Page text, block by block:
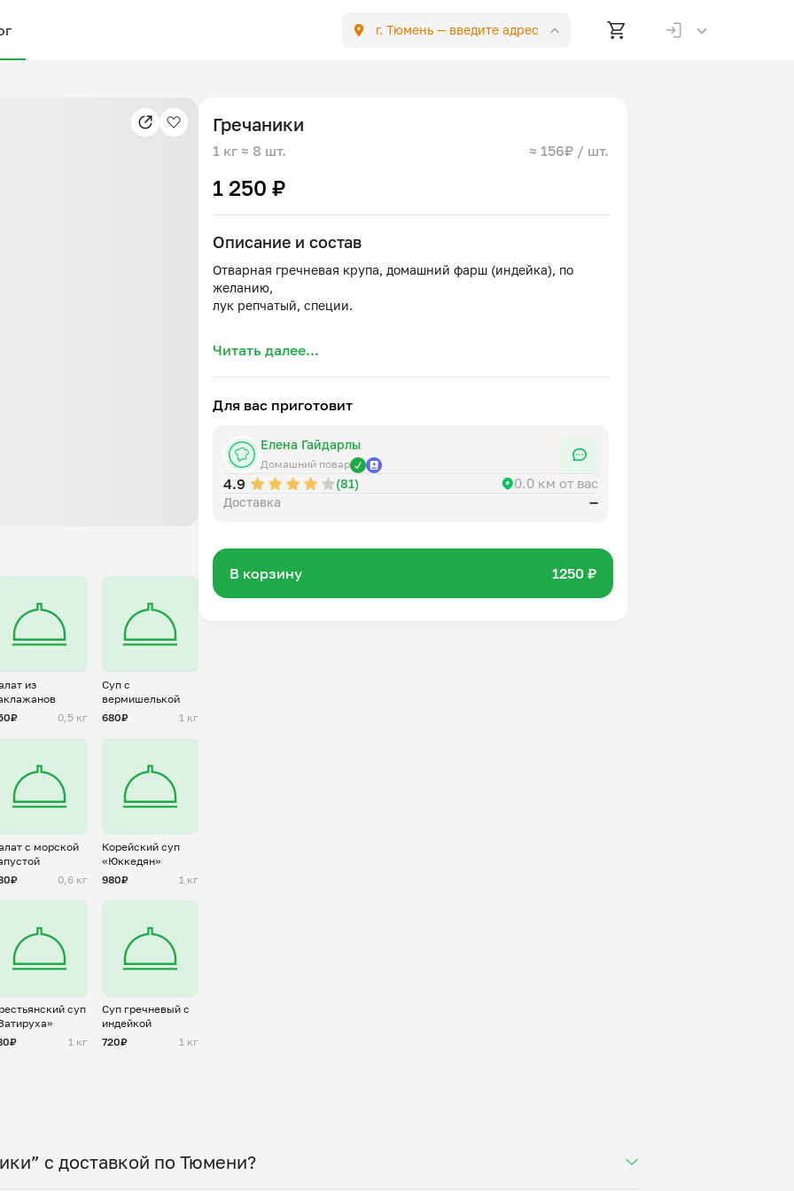
г. Тюмень — введите адрес
из
0,5 кг
Суп с
вермишелькой
680₽
1 кг
с морской
0,6 кг
Корейский суп
«Юккедян»
980₽
1 кг
суп
1 кг
Суп гречневый с
индейкой
720₽
1 кг
Гречаники
1 кг ≈ 8 шт. ≈ 156₽ / шт.
1 250 ₽
Описание и состав
Отварная гречневая крупа, домашний фарш (индейка), по
желанию,
лук репчатый, специи.
Читать далее...
Для вас приготовит
Елена Гайдарлы
Домашний повар
4.9 (81) 0.0 км от вас
Доставка —
В корзину 1250 ₽
с доставкой по Тюмени?